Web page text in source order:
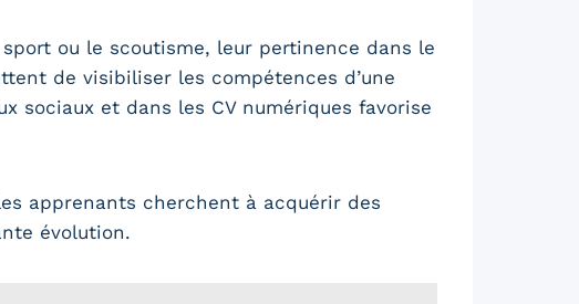
ou le scoutisme, leur pertinence dans le
de visibiliser les compétences d’une
sociaux et dans les CV numériques favorise
apprenants cherchent à acquérir des
évolution.